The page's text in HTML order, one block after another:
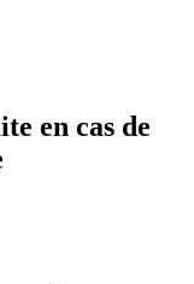
en cas de